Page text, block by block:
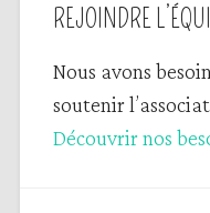
REJOINDRE
Nous avons
soutenir
Découvrir nos